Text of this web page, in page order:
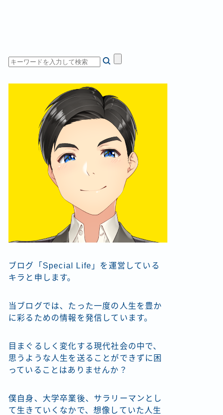
ブログ「Special Life」を運営している
キラと申します。
当ブログでは、たった一度の人生を豊か
に彩るための情報を発信しています。
目まぐるしく変化する現代社会の中で、
思うような人生を送ることができずに困
っていることはありませんか？
僕自身、大学卒業後、サラリーマンとし
て生きていくなかで、想像していた人生